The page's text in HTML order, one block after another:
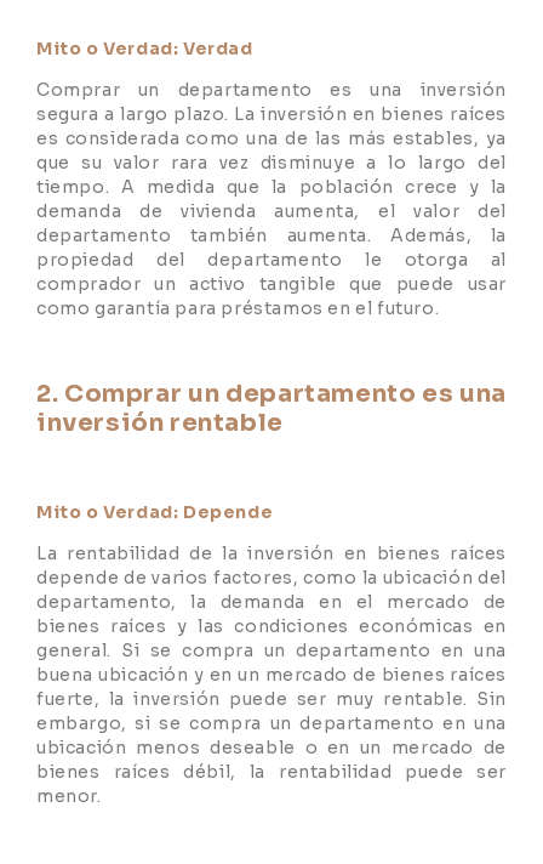
Mito o Verdad: Verdad
Comprar un departamento es una inversión
segura a largo plazo. La inversión en bienes raíces
es considerada como una de las más estables, ya
que su valor rara vez disminuye a lo largo del
tiempo. A medida que la población crece y la
demanda de vivienda aumenta, el valor del
departamento también aumenta. Además, la
propiedad del departamento le otorga al
comprador un activo tangible que puede usar
como garantía para préstamos en el futuro.
2. Comprar un departamento es una
inversión rentable
Mito o Verdad: Depende
La rentabilidad de la inversión en bienes raíces
depende de varios factores, como la ubicación del
departamento, la demanda en el mercado de
bienes raíces y las condiciones económicas en
general. Si se compra un departamento en una
buena ubicación y en un mercado de bienes raíces
fuerte, la inversión puede ser muy rentable. Sin
embargo, si se compra un departamento en una
ubicación menos deseable o en un mercado de
bienes raíces débil, la rentabilidad puede ser
menor.